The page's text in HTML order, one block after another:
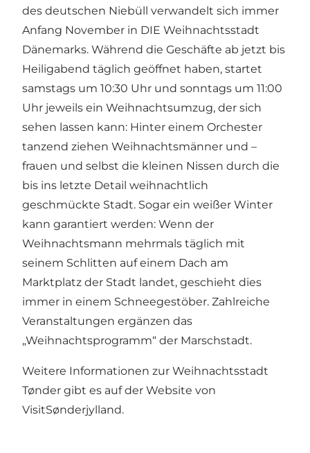
des deutschen Niebüll verwandelt sich immer
Anfang November in DIE Weihnachtsstadt
Dänemarks. Während die Geschäfte ab jetzt bis
Heiligabend täglich geöffnet haben, startet
samstags um 10:30 Uhr und sonntags um 11:00
Uhr jeweils ein Weihnachtsumzug, der sich
sehen lassen kann: Hinter einem Orchester
tanzend ziehen Weihnachtsmänner und –
frauen und selbst die kleinen Nissen durch die
bis ins letzte Detail weihnachtlich
geschmückte Stadt. Sogar ein weißer Winter
kann garantiert werden: Wenn der
Weihnachtsmann mehrmals täglich mit
seinem Schlitten auf einem Dach am
Marktplatz der Stadt landet, geschieht dies
immer in einem Schneegestöber. Zahlreiche
Veranstaltungen ergänzen das
„Weihnachtsprogramm“ der Marschstadt.
Weitere Informationen zur Weihnachtsstadt
Tønder gibt es auf der Website von
VisitSønderjylland.